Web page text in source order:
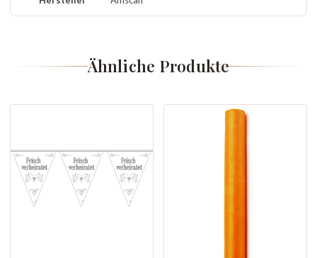
Ähnliche Produkte